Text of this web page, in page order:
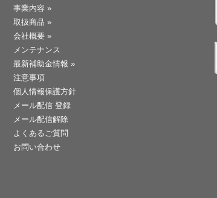
事業内容 »
取扱商品 »
会社概要 »
メンテナンス
最新補助金情報 »
注意事項
個人情報保護方針
メール配信 登録
メール配信解除
よくあるご質問
お問い合わせ